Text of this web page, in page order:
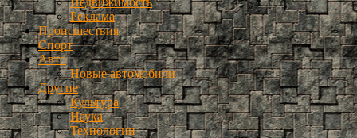
Реклама
Происшествия
Спорт
Авто
Новые автомобили
Другие
Культура
Наука
Технологии